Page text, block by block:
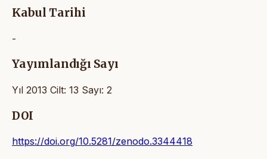
Kabul Tarihi
-
Yayımlandığı Sayı
Yıl 2013 Cilt: 13 Sayı: 2
DOI
https://doi.org/10.5281/zenodo.3344418